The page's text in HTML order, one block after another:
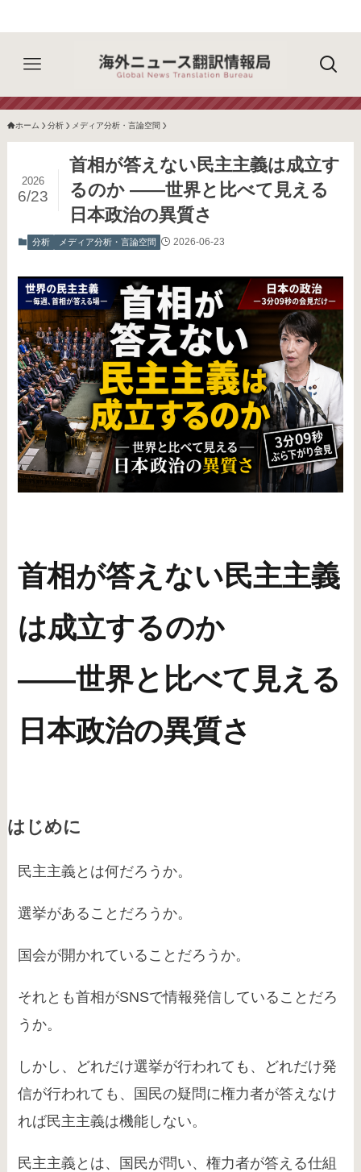
ホーム 分析 メディア分析・言論空間
首相が答えない民主主義は成立す
るのか ――世界と比べて見える
日本政治の異質さ
2026
6/23
分析 メディア分析・言論空間 2026-06-23
首相が答えない民主主義
は成立するのか
――世界と比べて見える
日本政治の異質さ
はじめに
民主主義とは何だろうか。
選挙があることだろうか。
国会が開かれていることだろうか。
それとも首相がSNSで情報発信していることだろ
うか。
しかし、どれだけ選挙が行われても、どれだけ発
信が行われても、国民の疑問に権力者が答えなけ
れば民主主義は機能しない。
民主主義とは、国民が問い、権力者が答える仕組